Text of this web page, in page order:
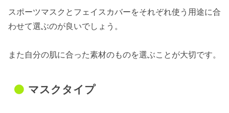
スポーツマスクとフェイスカバーをそれぞれ使う用途に合
わせて選ぶのが良いでしょう。
また自分の肌に合った素材のものを選ぶことが大切です。
マスクタイプ